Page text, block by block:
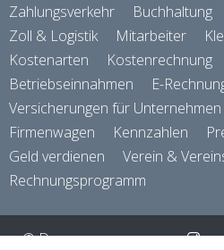
Zahlungsverkehr
Buchhaltung
Zoll & Logistik
Mitarbeiter
Kostenarten
Kostenrechnung
Betriebseinnahmen
E-
Versicherungen für Unternehmen
Firmenwagen
Kennzahlen
Geld verdienen
Verein &
Rechnungsprogramm
© Das